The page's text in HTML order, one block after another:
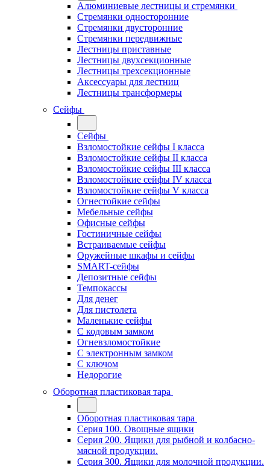
Алюминиевые лестницы и стремянки
Стремянки односторонние
Стремянки двусторонние
Стремянки передвижные
Лестницы приставные
Лестницы двухсекционные
Лестницы трехсекционные
Аксессуары для лестниц
Лестницы трансформеры
Сейфы
Сейфы
Взломостойкие сейфы I класса
Взломостойкие сейфы II класса
Взломостойкие сейфы III класса
Взломостойкие сейфы IV класса
Взломостойкие сейфы V класса
Огнестойкие сейфы
Мебельные сейфы
Офисные сейфы
Гостиничные сейфы
Встраиваемые сейфы
Оружейные шкафы и сейфы
SMART-сейфы
Депозитные сейфы
Темпокассы
Для денег
Для пистолета
Маленькие сейфы
С кодовым замком
Огневзломостойкие
С электронным замком
С ключом
Недорогие
Оборотная пластиковая тара
Оборотная пластиковая тара
Серия 100. Овощные ящики
Серия 200. Ящики для рыбной и колбасно-
мясной продукции.
Серия 300. Ящики для молочной продукции.